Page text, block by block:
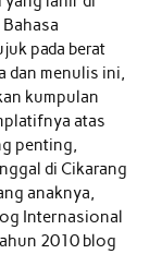
pada berat
dan menulis ini,
kumpulan
atas
penting,
di Cikarang
anaknya,
Internasional
2010 blog